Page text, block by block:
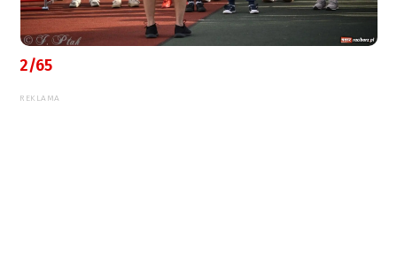
2/65
REKLAMA